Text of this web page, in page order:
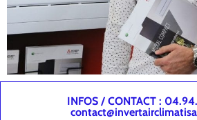
INFOS / CONTACT :